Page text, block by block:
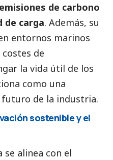
de carbono
de carga. Además, su
entornos marinos
de
la vida útil de los
como una
de la industria.
sostenible y el
se alinea con el